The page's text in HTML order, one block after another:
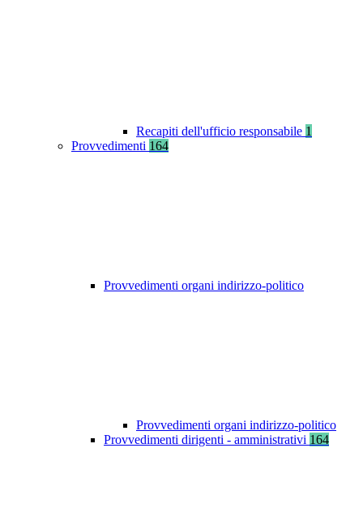
Recapiti dell'ufficio responsabile 1
Provvedimenti 164
Provvedimenti organi indirizzo-politico
Provvedimenti organi indirizzo-politico
Provvedimenti dirigenti - amministrativi 164